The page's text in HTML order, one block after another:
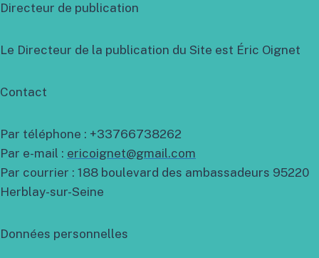
Directeur de publication
Le Directeur de la publication du Site est Éric Oignet
Contact
Par téléphone : +33766738262
Par e-mail : ericoignet@gmail.com
Par courrier : 188 boulevard des ambassadeurs 95220
Herblay-sur-Seine
Données personnelles